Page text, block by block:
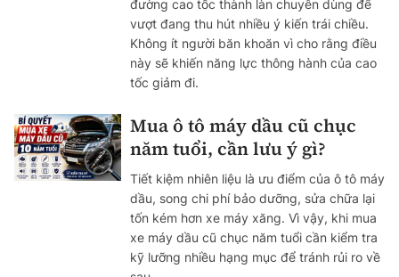
đường cao tốc thành làn chuyên dùng để
vượt đang thu hút nhiều ý kiến trái chiều.
Không ít người băn khoăn vì cho rằng điều
này sẽ khiến năng lực thông hành của cao
tốc giảm đi.
Mua ô tô máy dầu cũ chục
năm tuổi, cần lưu ý gì?
Tiết kiệm nhiên liệu là ưu điểm của ô tô máy
dầu, song chi phí bảo dưỡng, sửa chữa lại
tốn kém hơn xe máy xăng. Vì vậy, khi mua
xe máy dầu cũ chục năm tuổi cần kiểm tra
kỹ lưỡng nhiều hạng mục để tránh rủi ro về